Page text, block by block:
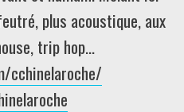
plus acoustique, aux
trip hop…
cchinelaroche/